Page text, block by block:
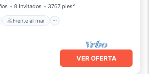
8 Invitados 3767 pies²
Frente al mar
VER OFERTA